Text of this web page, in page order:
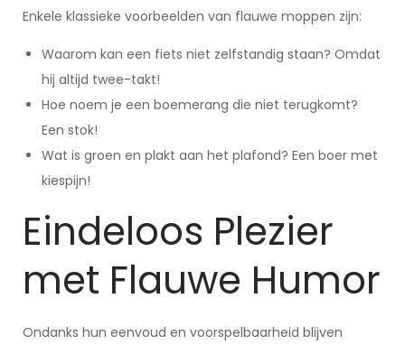
Enkele klassieke voorbeelden van flauwe moppen zijn:
Waarom kan een fiets niet zelfstandig staan? Omdat
hij altijd twee-takt!
Hoe noem je een boemerang die niet terugkomt?
Een stok!
Wat is groen en plakt aan het plafond? Een boer met
kiespijn!
Eindeloos Plezier
met Flauwe Humor
Ondanks hun eenvoud en voorspelbaarheid blijven